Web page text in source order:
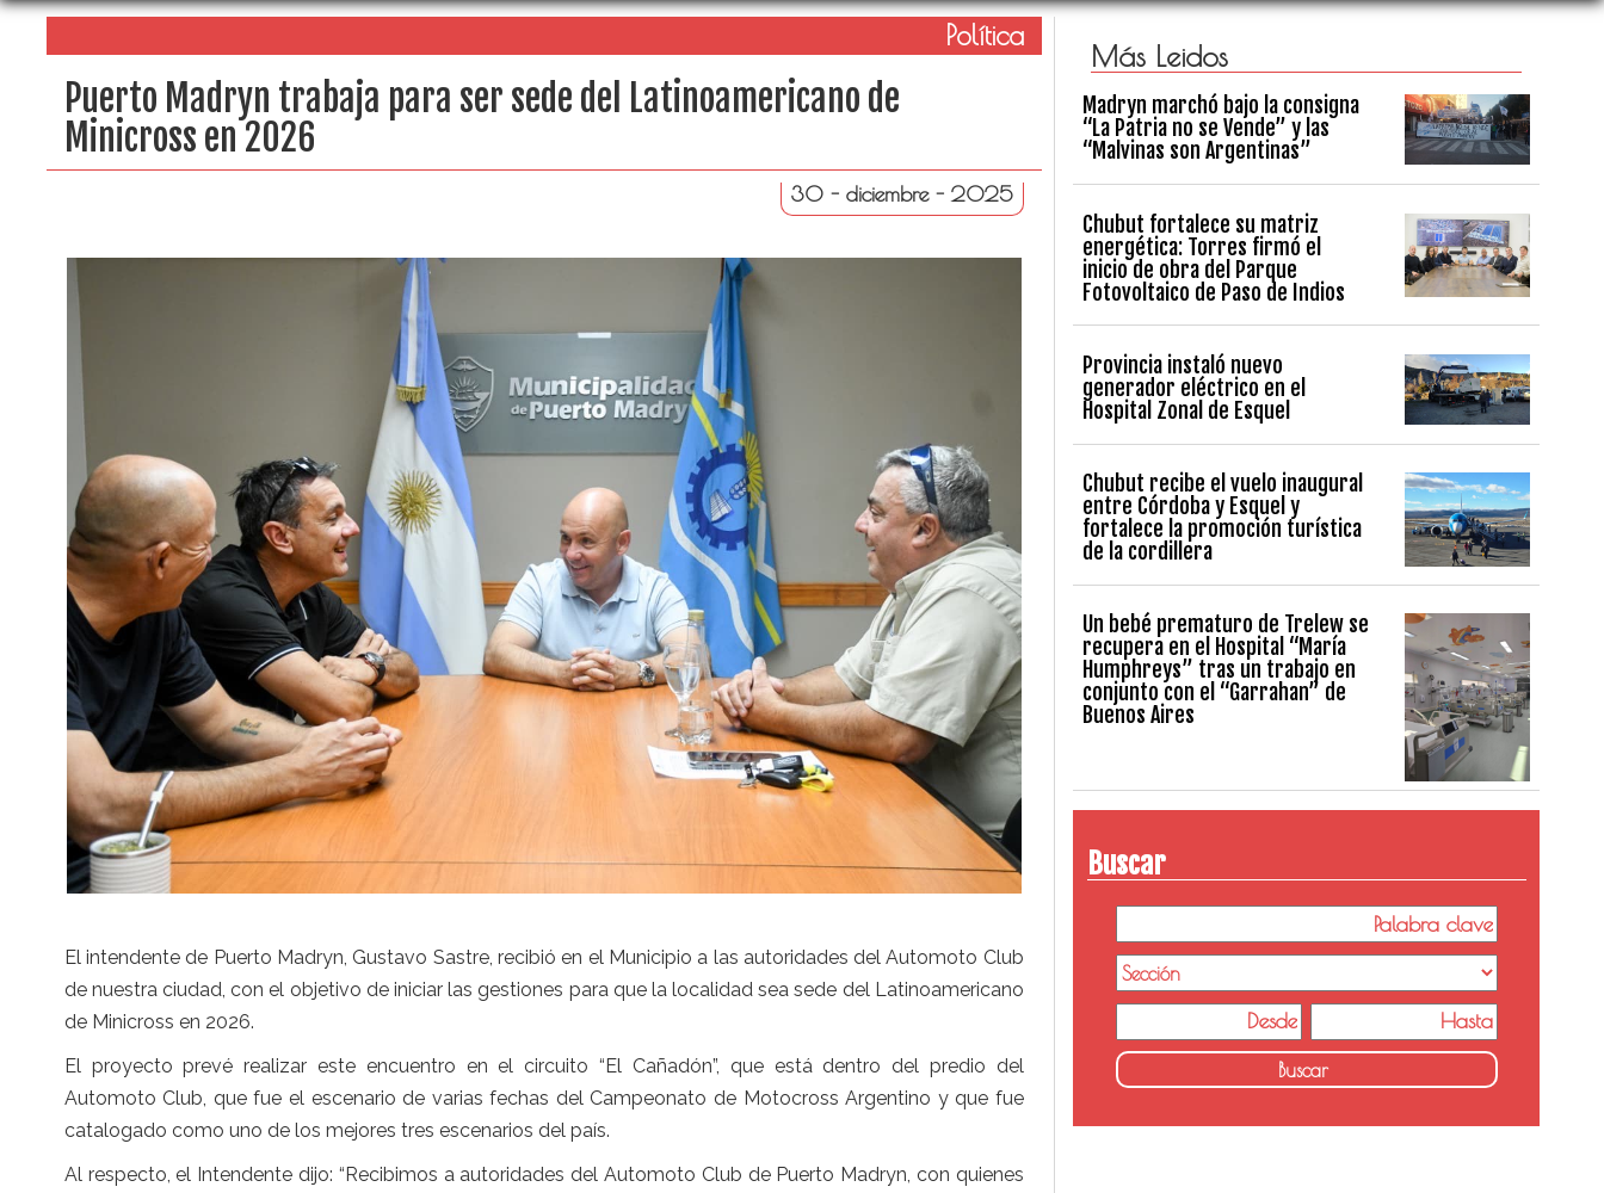
Política
Puerto Madryn trabaja para ser sede del Latinoamericano de
Minicross en 2026
30 - diciembre - 2025
El intendente de Puerto Madryn, Gustavo Sastre, recibió en el Municipio a las autoridades del Automoto Club
de nuestra ciudad, con el objetivo de iniciar las gestiones para que la localidad sea sede del Latinoamericano
de Minicross en 2026.
El proyecto prevé realizar este encuentro en el circuito “El Cañadón”, que está dentro del predio del
Automoto Club, que fue el escenario de varias fechas del Campeonato de Motocross Argentino y que fue
catalogado como uno de los mejores tres escenarios del país.
Al respecto, el Intendente dijo: “Recibimos a autoridades del Automoto Club de Puerto Madryn, con quienes
Más Leidos
Madryn marchó bajo la consigna
“La Patria no se Vende” y las
“Malvinas son Argentinas”
Chubut fortalece su matriz
energética: Torres firmó el
inicio de obra del Parque
Fotovoltaico de Paso de Indios
Provincia instaló nuevo
generador eléctrico en el
Hospital Zonal de Esquel
Chubut recibe el vuelo inaugural
entre Córdoba y Esquel y
fortalece la promoción turística
de la cordillera
Un bebé prematuro de Trelew se
recupera en el Hospital “María
Humphreys” tras un trabajo en
conjunto con el “Garrahan” de
Buenos Aires
Buscar